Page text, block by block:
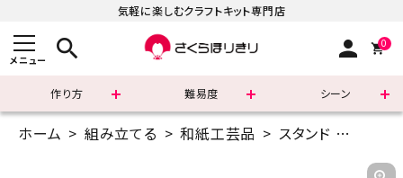
気軽に楽しむクラフトキット専門店
メニュー search person 0
作り方 難易度 シーン
まずはこちら
ホーム 組み立てる 和紙工芸品 スタンド